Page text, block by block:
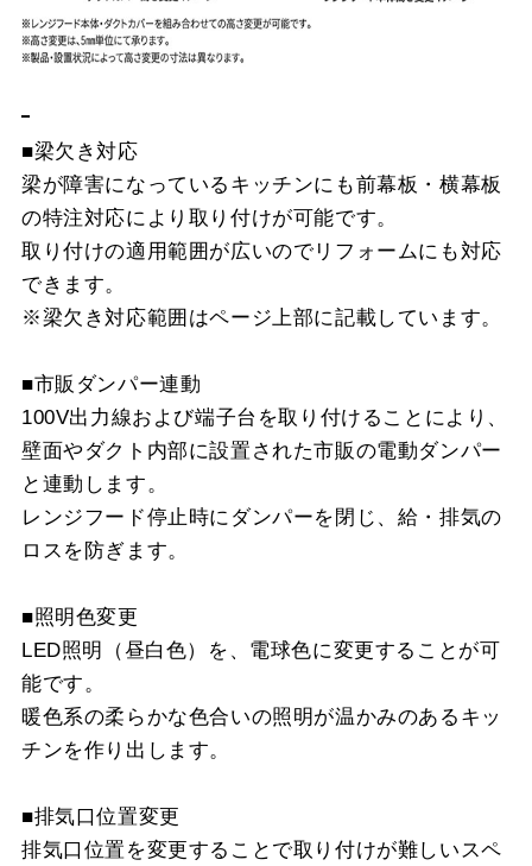
■梁欠き対応
梁が障害になっているキッチンにも前幕板・横幕板
の特注対応により取り付けが可能です。
取り付けの適用範囲が広いのでリフォームにも対応
できます。
※梁欠き対応範囲はページ上部に記載しています。
■市販ダンパー連動
100V出力線および端子台を取り付けることにより、
壁面やダクト内部に設置された市販の電動ダンパー
と連動します。
レンジフード停止時にダンパーを閉じ、給・排気の
ロスを防ぎます。
■照明色変更
LED照明（昼白色）を、電球色に変更することが可
能です。
暖色系の柔らかな色合いの照明が温かみのあるキッ
チンを作り出します。
■排気口位置変更
排気口位置を変更することで取り付けが難しいスペ